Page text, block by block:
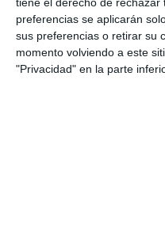
preferencias se aplicarán
sus preferencias o retirar su
momento volviendo a este
"Privacidad" en la parte